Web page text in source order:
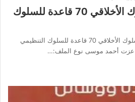
الإطار الذهبي للسلوك الأخلاقي 70 قاعدة للسلوك
اسم الكتاب: الإطار الذهبي للسلوك الأخلاقي 70 قاعدة للسلوك التنظيمي
عزت أحمد موسى نوع الملف:…